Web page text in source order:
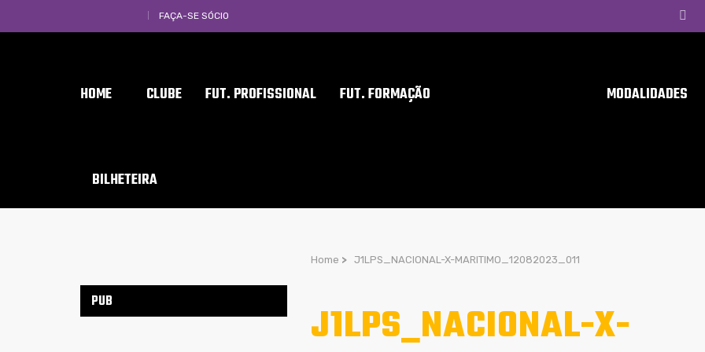
FAÇA-SE SÓCIO
HOME CLUBE FUT. PROFISSIONAL FUT. FORMAÇÃO MODALIDADES
BILHETEIRA
Home > J1LPS_NACIONAL-X-MARITIMO_12082023_011
J1LPS_NACIONAL-X-
PUB